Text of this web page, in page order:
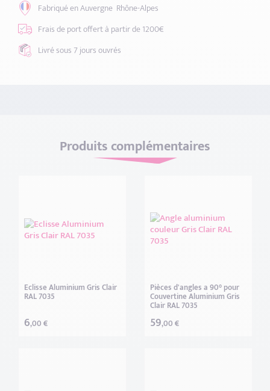
Fabriqué en Auvergne Rhône-Alpes
Frais de port offertà partir de 1200€
Livré sous 7 joursouvrés
Produits complémentaires
Eclisse Aluminium Gris Clair
RAL 7035
6,00 €
Pièces d'angles a 90° pour
Couvertine Aluminium Gris
Clair RAL 7035
59,00 €